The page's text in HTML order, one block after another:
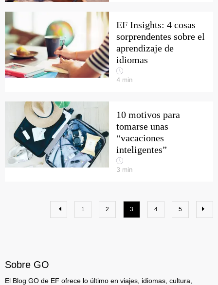
EF Insights: 4 cosas
sorprendentes sobre el
aprendizaje de
idiomas
4 min
10 motivos para
tomarse unas
“vacaciones
inteligentes”
3 min
1 2 3 4 5
Sobre GO
El Blog GO de EF ofrece lo último en viajes, idiomas, cultura,